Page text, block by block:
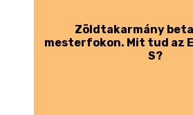
Zöldtakarmány
mesterfokon. Mit tud az
S?